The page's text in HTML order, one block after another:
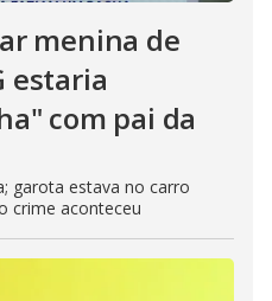
menina de
estaria
com pai da
garota estava no carro
crime aconteceu